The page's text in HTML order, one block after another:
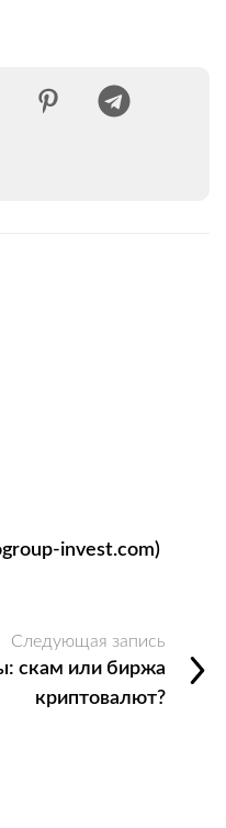
invest.com)
Следующая запись
скам или биржа
криптовалют?